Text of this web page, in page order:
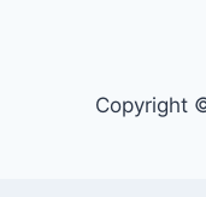
Copyright